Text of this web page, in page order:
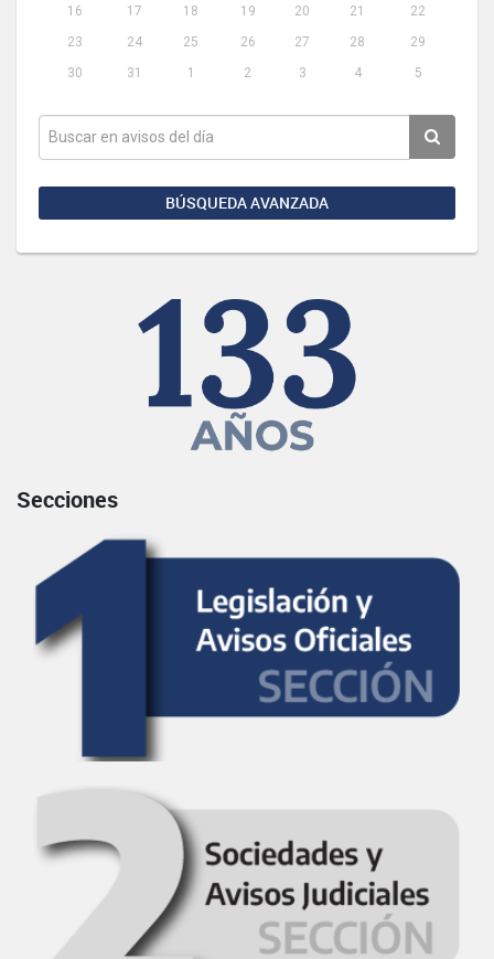
16
17 18 19 20 21
22
23
24 25 26 27 28
29
30
31 1 2 3 4 5
BÚSQUEDA AVANZADA
Secciones